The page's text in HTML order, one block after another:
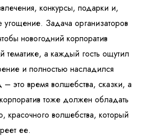
конкурсы, подарки и,
угощение. Задача организаторов
новогодний корпоратив
тематике, а каждый гость ощутил
и полностью насладился
это время волшебства, сказки, а
тоже должен обладать
красочного волшебства, который
ее.